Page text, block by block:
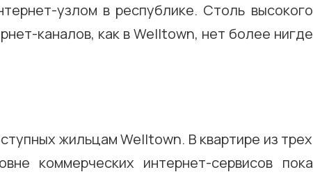
узлом в республике. Столь высокого
каналов, как в Welltown, нет более нигде
жильцам Welltown. В квартире из трех
коммерческих интернет-сервисов пока